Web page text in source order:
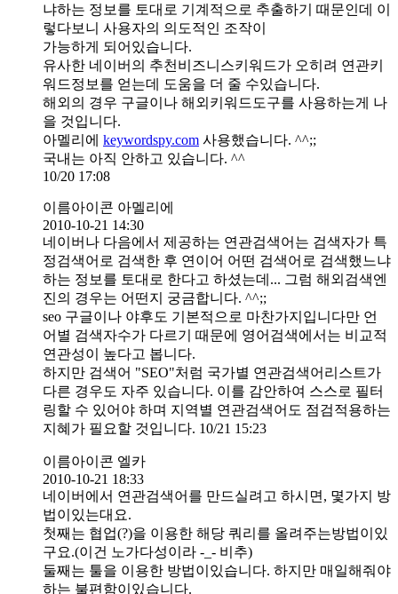
냐하는 정보를 토대로 기계적으로 추출하기 때문인데 이
렇다보니 사용자의 의도적인 조작이
가능하게 되어있습니다.
유사한 네이버의 추천비즈니스키워드가 오히려 연관키
워드정보를 얻는데 도움을 더 줄 수있습니다.
해외의 경우 구글이나 해외키워드도구를 사용하는게 나
을 것입니다.
아멜리에 keywordspy.com 사용했습니다. ^^;;
국내는 아직 안하고 있습니다. ^^
10/20 17:08
이름아이콘 아멜리에
2010-10-21 14:30
네이버나 다음에서 제공하는 연관검색어는 검색자가 특
정검색어로 검색한 후 연이어 어떤 검색어로 검색했느냐
하는 정보를 토대로 한다고 하셨는데... 그럼 해외검색엔
진의 경우는 어떤지 궁금합니다. ^^;;
seo 구글이나 야후도 기본적으로 마찬가지입니다만 언
어별 검색자수가 다르기 때문에 영어검색에서는 비교적
연관성이 높다고 봅니다.
하지만 검색어 "SEO"처럼 국가별 연관검색어리스트가
다른 경우도 자주 있습니다. 이를 감안하여 스스로 필터
링할 수 있어야 하며 지역별 연관검색어도 점검적용하는
지혜가 필요할 것입니다. 10/21 15:23
이름아이콘 엘카
2010-10-21 18:33
네이버에서 연관검색어를 만드실려고 하시면, 몇가지 방
법이있는대요.
첫째는 협업(?)을 이용한 해당 쿼리를 올려주는방법이있
구요.(이건 노가다성이라 -_- 비추)
둘째는 툴을 이용한 방법이있습니다. 하지만 매일해줘야
하는 불편함이있습니다.